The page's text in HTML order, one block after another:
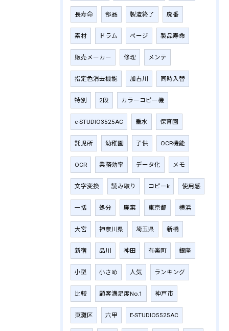
長寿命 部品 製造終了 廃番
素材 ドラム ページ 製品寿命
販売メーカー 修理 メンテ
指定色消去機能 加古川 同時入替
特別 2段 カラーコピー機
e-STUDIO3525AC 垂水 保育園
託児所 幼稚園 子供 OCR機能
OCR 業務効率 データ化 メモ
文字変換 読み取り コピーk 使用感
一括 処分 廃棄 東京都 横浜
大宮 神奈川県 埼玉県 新橋
新宿 品川 神田 有楽町 銀座
小型 小さめ 人気 ランキング
比較 顧客満足度No.1 神戸市
東灘区 六甲 E-STUDIO5525AC